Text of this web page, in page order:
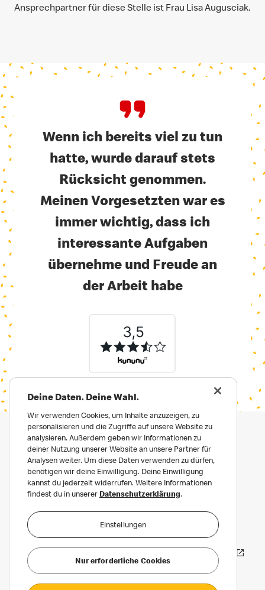
Ansprechpartner für diese Stelle ist Frau Lisa Augusciak.
Wenn ich bereits viel zu tun
hatte, wurde darauf stets
Rücksicht genommen.
Meinen Vorgesetzten war es
immer wichtig, dass ich
interessante Aufgaben
übernehme und Freude an
der Arbeit habe
Impressum
Datenschutz für Bewerber:innen
Häufige Fragen
Erklärung zur Barrierefreiheit
Deine Daten. Deine Wahl.
Wir verwenden Cookies, um Inhalte anzuzeigen, zu
personalisieren und die Zugriffe auf unsere Website zu
analysieren. Außerdem geben wir Informationen zu
deiner Nutzung unserer Website an unsere Partner für
Analysen weiter. Um diese Daten verwenden zu dürfen,
benötigen wir deine Einwilligung. Deine Einwilligung
kannst du jederzeit widerrufen. Weitere Informationen
findest du in unserer Datenschutzerklärung.
Einstellungen
Nur erforderliche Cookies